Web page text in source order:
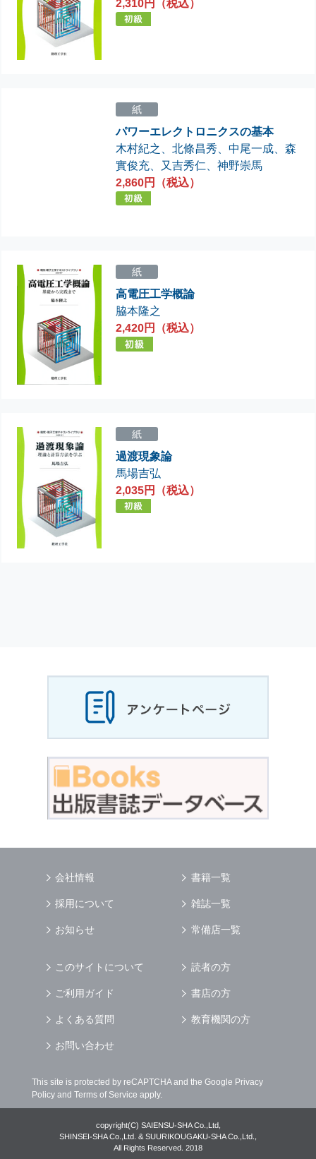
2,310円（税込）
紙
パワーエレクトロニクスの基本
木村紀之 、北條昌秀 、中尾一成 、森
實俊充 又吉秀仁 、神野崇馬
2,860円（税込）
紙
高電圧工学概論
脇本隆之
2,420円（税込）
紙
過渡現象論
馬場吉弘
2,035円（税込）
会社情報
採用について
お知らせ
書籍一覧
雑誌一覧
常備店一覧
このサイトについて
ご利用ガイド
よくある質問
お問い合わせ
読者の方
書店の方
教育機関の方
This site is protected by reCAPTCHA and the Google Privacy
Policyand Terms of Service apply.
copyright(C) SAIENSU-SHA Co.,Ltd,
SHINSEI-SHA Co.,Ltd. & SUURIKOUGAKU-SHA Co.,Ltd.,
All Rights Reserved. 2018